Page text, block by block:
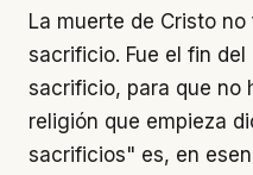
La muerte de Cristo
sacrificio. Fue el fin del
sacrificio, para que no
religión que empieza
sacrificios" es, en